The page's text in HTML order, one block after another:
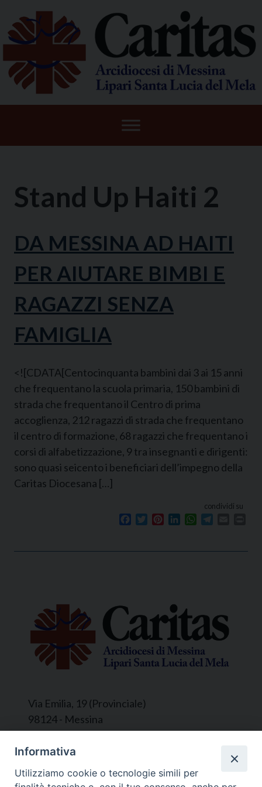
content
Stand Up Haiti 2
DA MESSINA AD HAITI
PER AIUTARE BIMBI E
RAGAZZI SENZA
FAMIGLIA
<![CDATA[Centocinquanta bambini dai 3 ai 15 anni
che frequentano la scuola primaria, 150 bambini di
strada che frequentano il Centro di prima
accoglienza, 212 ragazzi di strada che frequentano
il centro di formazione, 68 ragazzi che frequentano i
corsi di alfabetizzazione, 9 tra insegnanti e dirigenti:
sono quasi seicento i beneficiari dell’impegno della
Caritas Diocesana […]
condividi su
Facebook
TwitterPinterestLinkedInWhatsApp
Via Emilia, 19 (Provinciale)
98124 - Messina
Segreteria e Amministrazione:
L’Ufficio è aperto tutti i giorni da lunedì a
venerdì, dalle ore 9.30 alle ore 12.30.
Informativa
Utilizziamo cookie o tecnologie simili per